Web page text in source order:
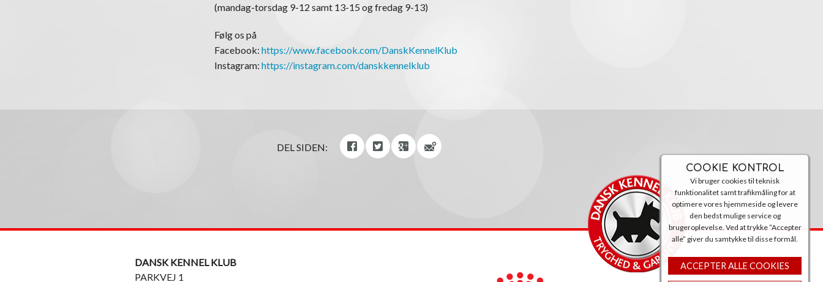
COOKIE KONTROL
Vi bruger cookies til teknisk
funktionalitet samt trafikmåling for at
optimere vores hjemmeside og levere
den bedst mulige service og
brugeroplevelse. Ved at trykke ”Accepter
alle” giver du samtykke til disse formål.
ACCEPTER ALLE COOKIES
(mandag-torsdag 9-12 samt 13-15 og fredag 9-13)
Følg os på
Facebook: https://www.facebook.com/DanskKennelKlub
Instagram: https://instagram.com/danskkennelklub
DEL SIDEN:
DANSK KENNEL KLUB
PARKVEJ 1